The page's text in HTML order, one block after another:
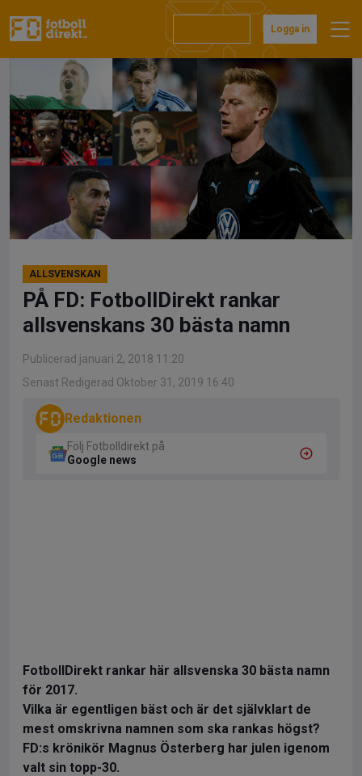
till
Logga in
ALLSVENSKAN
PÅ FD: FotbollDirekt rankar
allsvenskans 30 bästa namn
Publicerad januari 2, 2018 11:20
Senast Redigerad Oktober 31, 2019 16:40
Redaktionen
Följ Fotbolldirekt på
Google news
FotbollDirekt rankar här allsvenska 30 bästa namn
för 2017.
Vilka är egentligen bäst och är det självklart de
mest omskrivna namnen som ska rankas högst?
FD:s krönikör Magnus Österberg har julen igenom
valt sin topp-30.